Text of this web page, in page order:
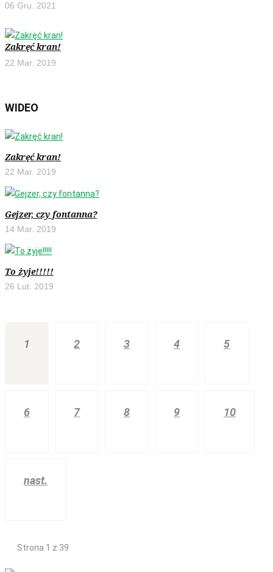
06 Gru. 2021
Zakręć kran!
22 Mar. 2019
WIDEO
Zakręć kran!
22 Mar. 2019
Gejzer, czy fontanna?
14 Mar. 2019
To żyje!!!!!
26 Lut. 2019
1 2 3 4 5
6 7 8 9 10
nast.
Strona 1 z 39